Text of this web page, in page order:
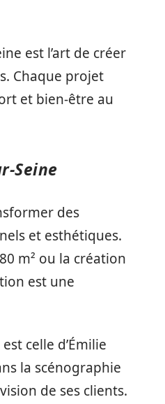
est l’art de créer
Chaque projet
et bien-être au
Seine
des
et esthétiques.
m² ou la création
est une
celle d’Émilie
la scénographie
de ses clients.